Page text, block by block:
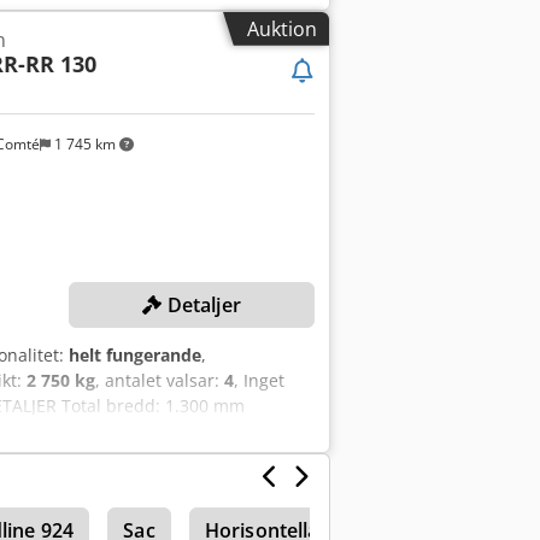
1200x810x900 mm Vikt ca 580 kg
Auktion
1 745 km
RR 130
Detaljer
helt fungerande,
2 750 kg, antalet valsar: 4, Inget
Total bredd: 1.300 mm
50 Hz Faser: 3 ~ Märkström: 180 A
Två övre valsar Två nedre
och är lastad på lastbil. Vid
924 Sac Horisontella bearbetningscenter